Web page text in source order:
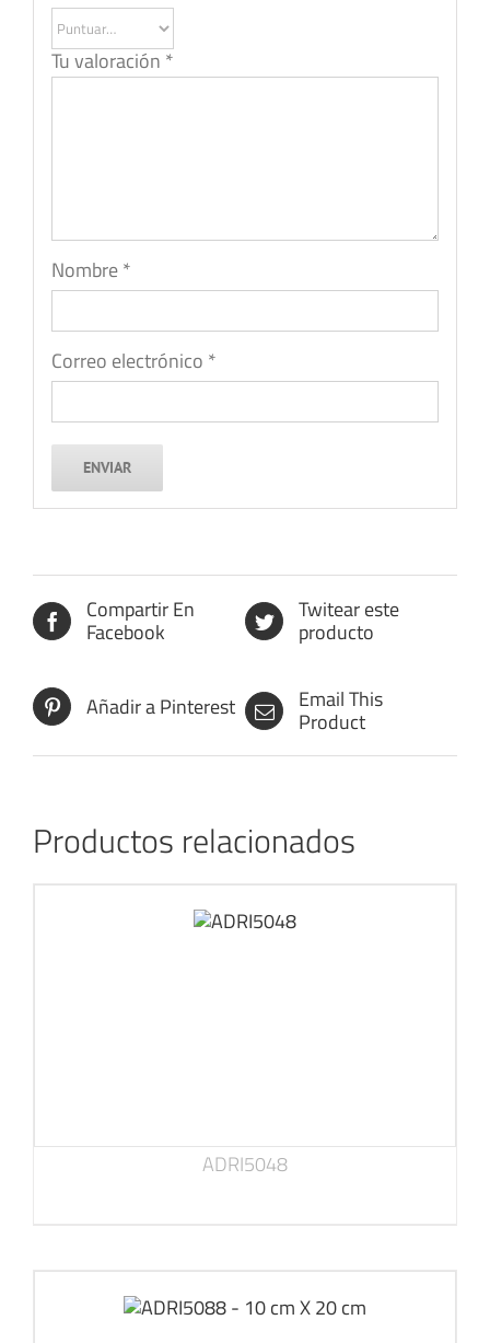
Tu valoración *
Nombre*
Correo electrónico *
Compartir En
Facebook
Twitear este
producto
Añadir a Pinterest Email This
Product
Productos relacionados
ADRI5048